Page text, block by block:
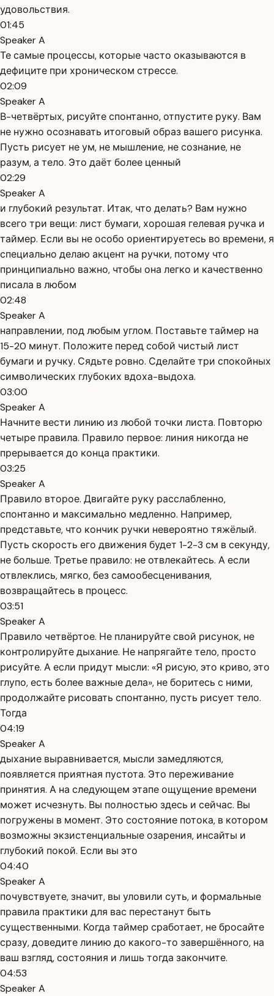
удовольствия.
01:45
Speaker A
Те самые процессы, которые часто оказываются в
дефиците при хроническом стрессе.
02:09
Speaker A
В-четвёртых, рисуйте спонтанно, отпустите руку. Вам
не нужно осознавать итоговый образ вашего рисунка.
Пусть рисует не ум, не мышление, не сознание, не
разум, а тело. Это даёт более ценный
02:29
Speaker A
и глубокий результат. Итак, что делать? Вам нужно
всего три вещи: лист бумаги, хорошая гелевая ручка и
таймер. Если вы не особо ориентируетесь во времени, я
специально делаю акцент на ручки, потому что
принципиально важно, чтобы она легко и качественно
писала в любом
02:48
Speaker A
направлении, под любым углом. Поставьте таймер на
15-20 минут. Положите перед собой чистый лист
бумаги и ручку. Сядьте ровно. Сделайте три спокойных
символических глубоких вдоха-выдоха.
03:00
Speaker A
Начните вести линию из любой точки листа. Повторю
четыре правила. Правило первое: линия никогда не
прерывается до конца практики.
03:25
Speaker A
Правило второе. Двигайте руку расслабленно,
спонтанно и максимально медленно. Например,
представьте, что кончик ручки невероятно тяжёлый.
Пусть скорость его движения будет 1-2-3 см в секунду,
не больше. Третье правило: не отвлекайтесь. А если
отвлеклись, мягко, без самообесценивания,
возвращайтесь в процесс.
03:51
Speaker A
Правило четвёртое. Не планируйте свой рисунок, не
контролируйте дыхание. Не напрягайте тело, просто
рисуйте. А если придут мысли: «Я рисую, это криво, это
глупо, есть более важные дела», не боритесь с ними,
продолжайте рисовать спонтанно, пусть рисует тело.
Тогда
04:19
Speaker A
дыхание выравнивается, мысли замедляются,
появляется приятная пустота. Это переживание
принятия. А на следующем этапе ощущение времени
может исчезнуть. Вы полностью здесь и сейчас. Вы
погружены в момент. Это состояние потока, в котором
возможны экзистенциальные озарения, инсайты и
глубокий покой. Если вы это
04:40
Speaker A
почувствуете, значит, вы уловили суть, и формальные
правила практики для вас перестанут быть
существенными. Когда таймер сработает, не бросайте
сразу, доведите линию до какого-то завершённого, на
ваш взгляд, состояния и лишь тогда закончите.
04:53
Speaker A